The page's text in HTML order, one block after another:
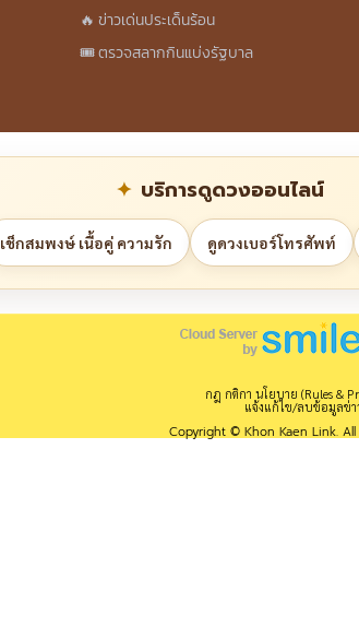
🔥 ข่าวเด่นประเด็นร้อน
🎟️ ตรวจสลากกินแบ่งรัฐบาล
บริการดูดวงออนไลน์
เช็กสมพงษ์ เนื้อคู่ ความรัก ดูดวงเบอร์โทรศัพท์
กฎ กติกา นโยบาย (Rules &
แจ้งแก้ไข/ลบข้อมูลข่า
Copyright © Khon Kaen Link. All